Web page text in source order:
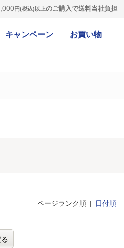
円(税込)以上のご購入で送料当社負担
キャンペーン お買い物
ページランク順 日付順